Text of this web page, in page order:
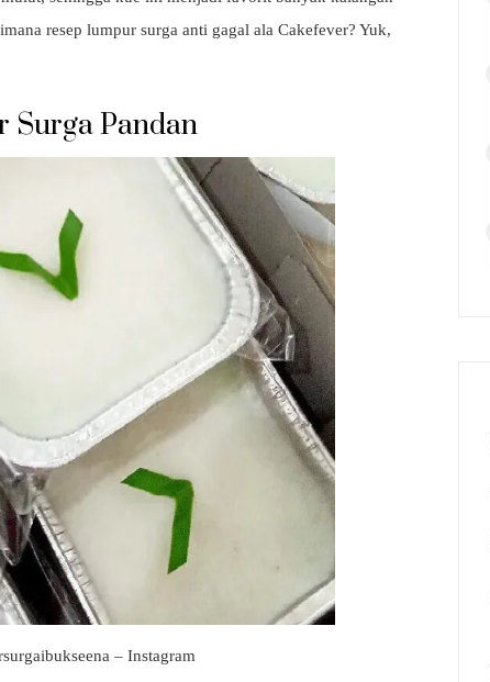
resep lumpur surga anti gagal ala Cakefever? Yuk,
Surga Pandan
– Instagram